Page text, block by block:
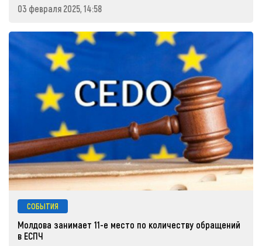
03 февраля 2025, 14:58
СОБЫТИЯ
Молдова занимает 11-е место по количеству обращений
в ЕСПЧ